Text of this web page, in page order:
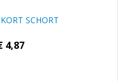
SCHORT
4,87